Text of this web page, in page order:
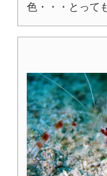
色・・・とって